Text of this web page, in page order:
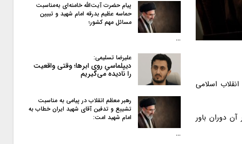
اسلامی
آن دوران باور
پیام حضرت آیت‌الله خامنه‌ای به‌مناسبت
حماسه عظیم بدرقه امام شهید و تبیین
مسائل مهم کشور؛
…
علیرضا تسلیمی:
دیپلماسیِ روی ابرها؛ وقتی واقعیت
را نادیده می‌گیریم
رهبر معظم انقلاب در پیامی به‌ مناسبت
تشییع و تدفین آقای شهید ایران خطاب به
امام شهید امت:
…